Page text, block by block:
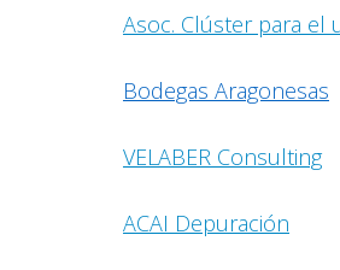
Asoc. Clúster para el
Bodegas Aragonesas
VELABER Consulting
ACAI Depuración